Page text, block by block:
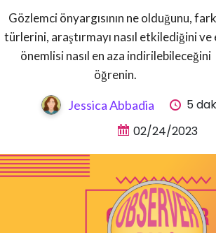
Gözlemci önyargısının ne olduğunu,
türlerini, araştırmayı nasıl etkilediğini ve
önemlisi nasıl en aza indirilebileceğini
öğrenin.
Jessica Abbadia
5
02/24/2023